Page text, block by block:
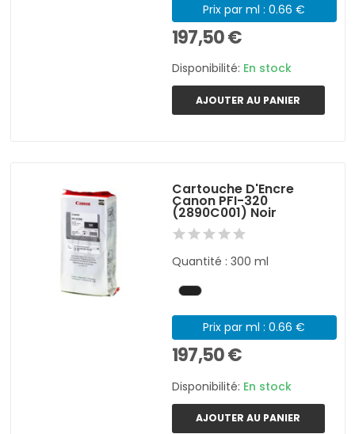
Prix par ml : 0.66 €
197,50 €
Disponibilité: En stock
AJOUTER AU PANIER
Cartouche D'Encre
Canon PFI-320
(2890C001) Noir
Quantité : 300 ml
Prix par ml : 0.66 €
197,50 €
Disponibilité: En stock
AJOUTER AU PANIER